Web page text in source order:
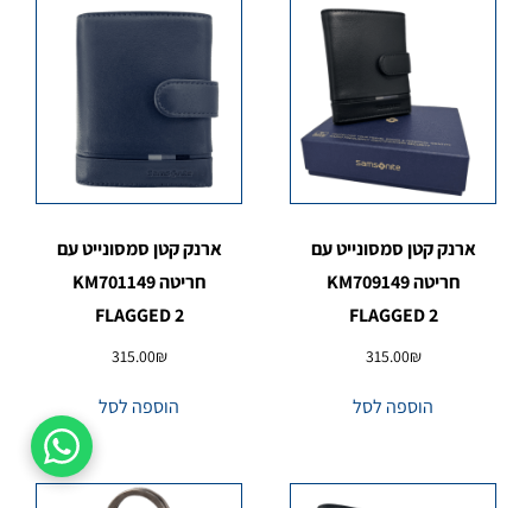
ארנק קטן סמסונייט עם
חריטה KM709149
FLAGGED 2
315.00₪
הוספה לסל
ארנק קטן סמסונייט עם
חריטה KM701149
FLAGGED 2
315.00₪
הוספה לסל